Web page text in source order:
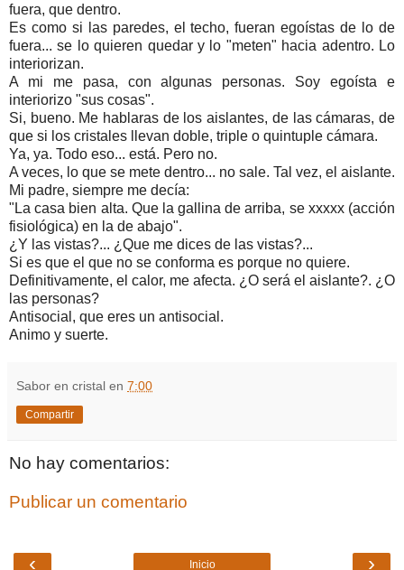
fuera, que dentro.
Es como si las paredes, el techo, fueran egoístas de lo de
fuera... se lo quieren quedar y lo "meten" hacia adentro. Lo
interiorizan.
A mi me pasa, con algunas personas. Soy egoísta e
interiorizo "sus cosas".
Si, bueno. Me hablaras de los aislantes, de las cámaras, de
que si los cristales llevan doble, triple o quintuple cámara.
Ya, ya. Todo eso... está. Pero no.
A veces, lo que se mete dentro... no sale. Tal vez, el aislante.
Mi padre, siempre me decía:
"La casa bien alta. Que la gallina de arriba, se xxxxx (acción
fisiológica) en la de abajo".
¿Y las vistas?... ¿Que me dices de las vistas?...
Si es que el que no se conforma es porque no quiere.
Definitivamente, el calor, me afecta. ¿O será el aislante?. ¿O
las personas?
Antisocial, que eres un antisocial.
Animo y suerte.
Sabor en cristal en 7:00
Compartir
No hay comentarios:
Publicar un comentario
‹ ›
Inicio